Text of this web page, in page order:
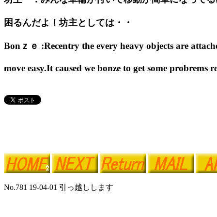
困るんだよ！坊主としては・・
Bonｚｅ :Recentry the every heavy objects are
move easy.It caused we bonze to get some probrems
No.781 19-04-01 引っ越しします